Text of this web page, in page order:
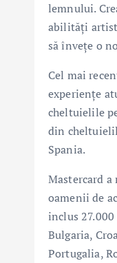
lemnului.
abilități
să învețe o
Cel mai
experiențe
cheltuielile
din
Spania.
Mastercard
oamenii de
inclus
Bulgaria,
Portugalia,